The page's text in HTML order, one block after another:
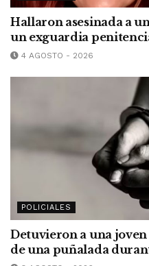
Hallaron asesinada a
un exguardia
4 AGOSTO - 2026
POLICIALES
Detuvieron a una joven
de una puñalada